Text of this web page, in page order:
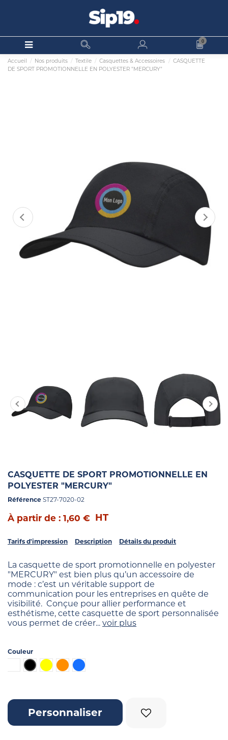
0
Accueil Nos produits Textile Casquettes & Accessoires
CASQUETTE
DE SPORT PROMOTIONNELLE EN POLYESTER "MERCURY"
CASQUETTE DE SPORT PROMOTIONNELLE EN
POLYESTER "MERCURY"
Référence ST27-7020-02
À partir de : 1,60 € HT
Tarifs d'impression Description Détails du produit
La casquette de sport promotionnelle en polyester
"MERCURY" est bien plus qu’un accessoire de
mode : c’est un véritable support de
communication pour les entreprises en quête de
visibilité. Conçue pour allier performance et
esthétisme, cette casquette de sport personnalisée
vous permet de créer... voir plus
Couleur
Blanc
Noir Jaune OrangeBleu
Personnaliser